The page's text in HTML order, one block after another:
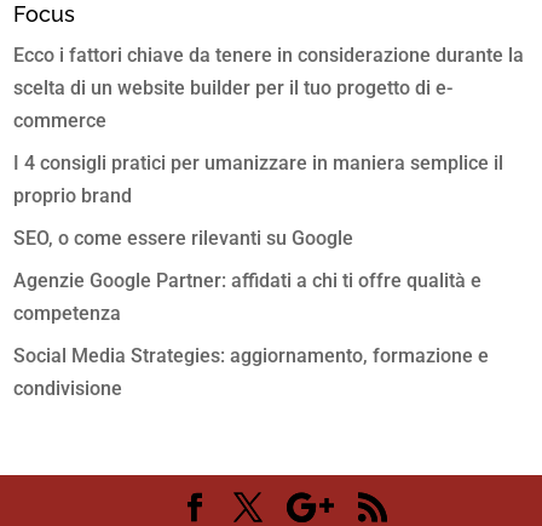
Focus
Ecco i fattori chiave da tenere in considerazione durante la
scelta di un website builder per il tuo progetto di e-
commerce
I 4 consigli pratici per umanizzare in maniera semplice il
proprio brand
SEO, o come essere rilevanti su Google
Agenzie Google Partner: affidati a chi ti offre qualità e
competenza
Social Media Strategies: aggiornamento, formazione e
condivisione